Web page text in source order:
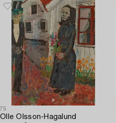
75
Olle Olsson-Hagalund